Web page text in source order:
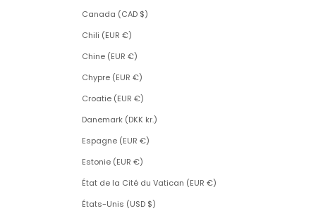
Canada (CAD $)
Chili (EUR €)
Chine (EUR €)
Chypre (EUR €)
Croatie (EUR €)
Danemark (DKK kr.)
Espagne (EUR €)
Estonie (EUR €)
État de la Cité du Vatican (EUR €)
États-Unis (USD $)